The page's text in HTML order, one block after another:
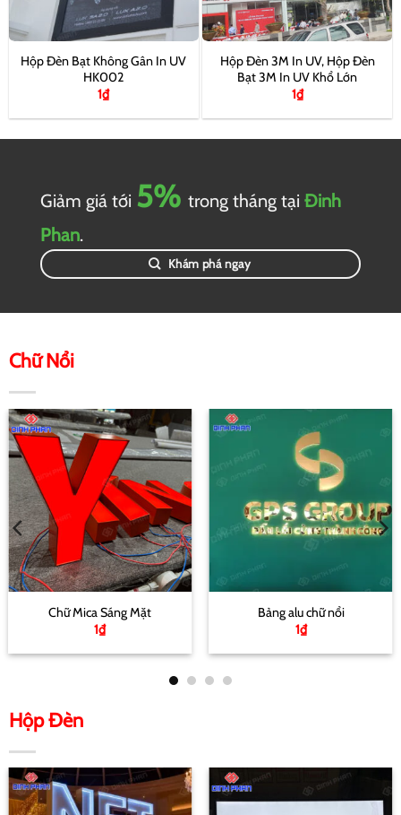
Hộp Đèn Bạt Không Gân In UV
HK002
1₫
Hộp Đèn 3M In UV, Hộp Đèn
Bạt 3M In UV Khổ Lớn
1₫
Giảm giá tới 5% trong tháng tại Đinh
Phan.
Khám phá ngay
Chữ Nổi
Chữ Mica Sáng Mặt
1₫
Bảng alu chữ nổi
1₫
Hộp Đèn